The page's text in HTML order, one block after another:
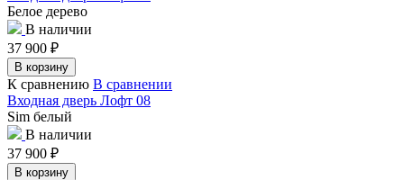
Белое дерево
В наличии
37 900 ₽
В корзину
К сравнению В сравнении
Входная дверь Лофт 08
Sim белый
В наличии
37 900 ₽
В корзину